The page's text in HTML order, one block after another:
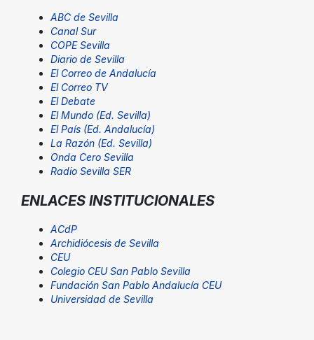
ABC de Sevilla
Canal Sur
COPE Sevilla
Diario de Sevilla
El Correo de Andalucía
El Correo TV
El Debate
El Mundo (Ed. Sevilla)
El País (Ed. Andalucía)
La Razón (Ed. Sevilla)
Onda Cero Sevilla
Radio Sevilla SER
ENLACES INSTITUCIONALES
ACdP
Archidiócesis de Sevilla
CEU
Colegio CEU San Pablo Sevilla
Fundación San Pablo Andalucía CEU
Universidad de Sevilla